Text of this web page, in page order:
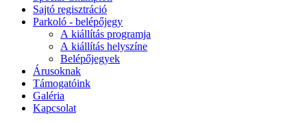
Sajtó regisztráció
Parkoló - belépőjegy
A kiállítás programja
A kiállítás helyszíne
Belépőjegyek
Árusoknak
Támogatóink
Galéria
Kapcsolat